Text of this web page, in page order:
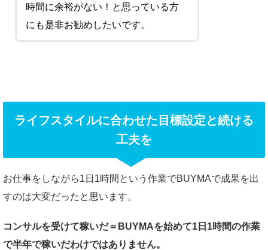
時間に余裕がない！と思っている方
にも是非お勧めしたいです。
ライフスタイルに合わせた目標設定と続ける
工夫を
お仕事をしながら1日1時間という作業でBUYMAで成果を出
すのは大変だったと思います。
コンサルを受けて稼いだ＝BUYMAを始めて1日1時間の作業
で半年で稼いだわけではありません。